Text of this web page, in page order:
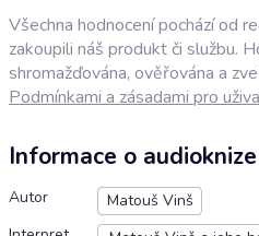
Všechna hodnocení pochází od
zakoupili náš produkt či službu.
shromažďována, ověřována a
Podmínkami a zásadami pro
Informace o audioknize
Autor
Matouš Vinš